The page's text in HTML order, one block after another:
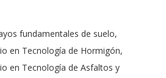
fundamentales de suelo,
en Tecnología de Hormigón,
en Tecnología de Asfaltos y